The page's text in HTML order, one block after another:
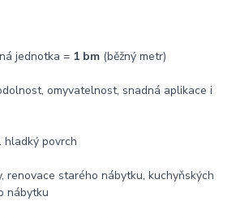
jednotka = 1 bm (běžný metr)
omyvatelnost, snadná aplikace i
hladký povrch
renovace starého nábytku, kuchyňských
nábytku